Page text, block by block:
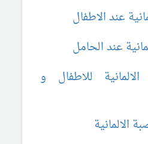
عند الاطفال
عند الحامل
للاطفال و
الالمانية